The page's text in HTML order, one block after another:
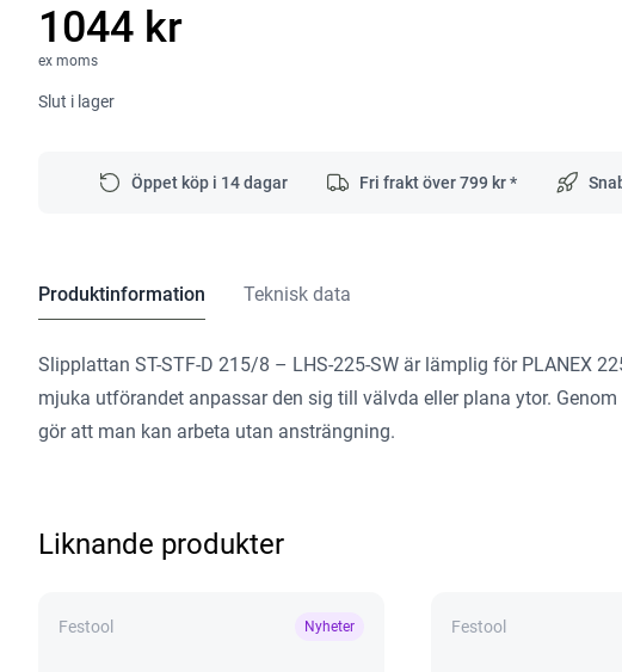
1044 kr
ex moms
Slut i lager
Öppet köp i 14 dagar Fri frakt över799 kr *
Produktinformation Teknisk data
Slipplattan ST-STF-D 215/8 – LHS-225-SW är lämplig för PLANEX
mjuka utförandet anpassar den sig till välvda eller plana ytor.
gör att man kan arbeta utan ansträngning.
Liknande produkter
Festool Nyheter Festool